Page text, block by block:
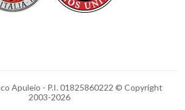
Apuleio - P.I. 01825860222 © Copyright
2003-2026